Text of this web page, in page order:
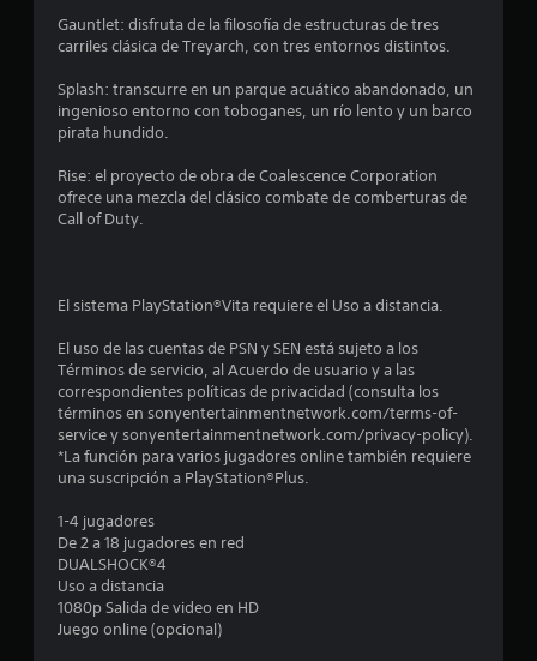
o
a
l
d
9
0
4
5
Gauntlet: disfruta de la filosofía de estructuras de tres
carriles clásica de Treyarch, con tres entornos distintos.
Splash: transcurre en un parque acuático abandonado, un
ingenioso entorno con toboganes, un río lento y un barco
pirata hundido.
Rise: el proyecto de obra de Coalescence Corporation
ofrece una mezcla del clásico combate de comberturas de
Call of Duty.
El sistema PlayStation®Vita requiere el Uso a distancia.
El uso de las cuentas de PSN y SEN está sujeto a los
Términos de servicio, al Acuerdo de usuario y a las
correspondientes políticas de privacidad (consulta los
términos en sonyentertainmentnetwork.com/terms-of-
service y sonyentertainmentnetwork.com/privacy-policy).
*La función para varios jugadores online también requiere
una suscripción a PlayStation®Plus.
1-4 jugadores
De 2 a 18 jugadores en red
DUALSHOCK®4
Uso a distancia
1080p Salida de video en HD
Juego online (opcional)